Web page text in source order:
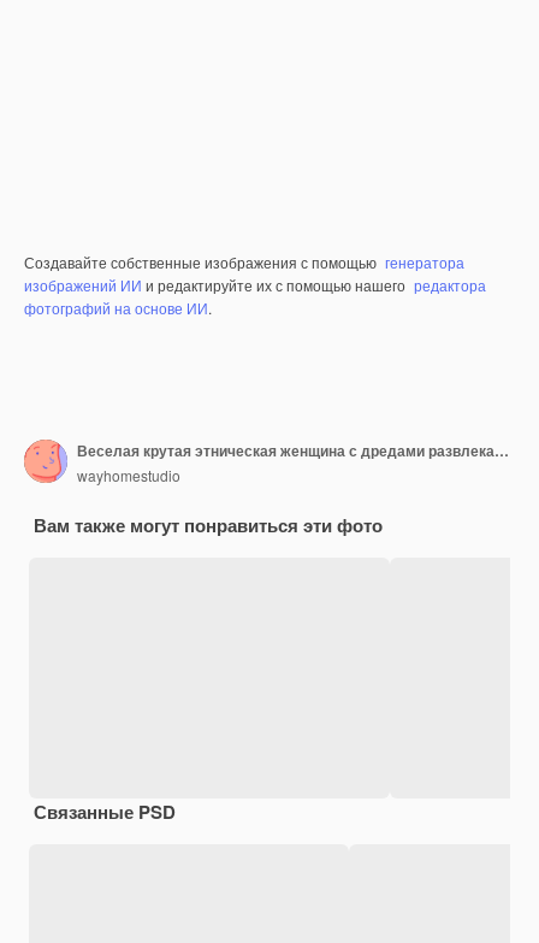
Создавайте собственные изображения с помощью генератора
изображений ИИ и редактируйте их с помощью нашего редактора
фотографий на основе ИИ.
Веселая крутая этническая женщина с дредами развлекается жестом, одетая в черный пиджак и стильные оранжевые солнцезащитные очки, широко улыбается, позирует на стене с граффити
wayhomestudio
Вам также могут понравиться эти фото
Связанные PSD